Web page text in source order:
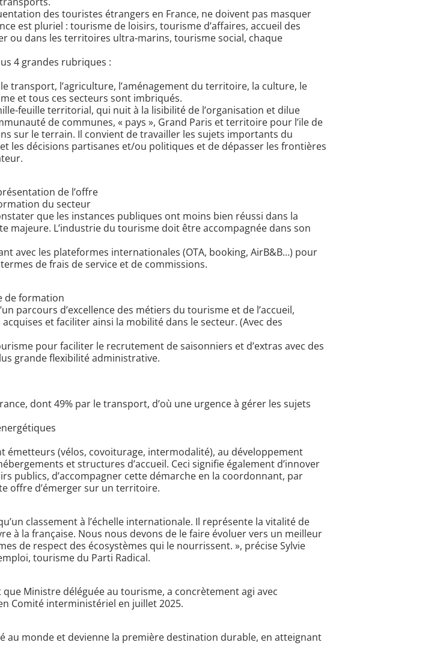
des touristes étrangers en France, ne doivent pas masquer
est pluriel : tourisme de loisirs, tourisme d’affaires, accueil des
ou dans les territoires ultra-marins, tourisme social, chaque
4 grandes rubriques :
transport, l’agriculture, l’aménagement du territoire, la culture, le
et tous ces secteurs sont imbriqués.
feuille territorial, qui nuit à la lisibilité de l’organisation et dilue
de communes, « pays », Grand Paris et territoire pour l’ile de
sur le terrain. Il convient de travailler les sujets importants du
les décisions partisanes et/ou politiques et de dépasser les frontières
de l’offre
du secteur
que les instances publiques ont moins bien réussi dans la
majeure. L’industrie du tourisme doit être accompagnée dans son
avec les plateformes internationales (OTA, booking, AirB&B…) pour
de frais de service et de commissions.
de formation
parcours d’excellence des métiers du tourisme et de l’accueil,
et faciliter ainsi la mobilité dans le secteur. (Avec des
pour faciliter le recrutement de saisonniers et d’extras avec des
grande flexibilité administrative.
dont 49% par le transport, d’où une urgence à gérer les sujets
émetteurs (vélos, covoiturage, intermodalité), au développement
et structures d’accueil. Ceci signifie également d’innover
publics, d’accompagner cette démarche en la coordonnant, par
offre d’émerger sur un territoire.
classement à l’échelle internationale. Il représente la vitalité de
à la française. Nous nous devons de le faire évoluer vers un meilleur
de respect des écosystèmes qui le nourrissent. », précise Sylvie
tourisme du Parti Radical.
que Ministre déléguée au tourisme, a concrètement agi avec
Comité interministériel en juillet 2025.
au monde et devienne la première destination durable, en atteignant